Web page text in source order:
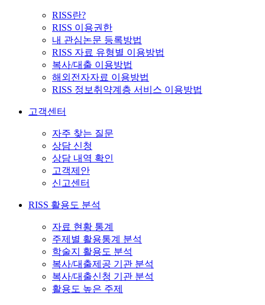
RISS란?
RISS 이용권한
내 관심논문 등록방법
RISS 자료 유형별 이용방법
복사/대출 이용방법
해외전자자료 이용방법
RISS 정보취약계층 서비스 이용방법
고객센터
자주 찾는 질문
상담 신청
상담 내역 확인
고객제안
신고센터
RISS 활용도 분석
자료 현황 통계
주제별 활용통계 분석
학술지 활용도 분석
복사/대출제공 기관 분석
복사/대출신청 기관 분석
활용도 높은 주제